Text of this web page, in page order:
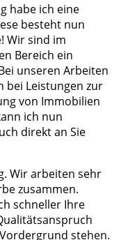
habe ich eine
besteht nun
Wir sind im
Bereich ein
unseren Arbeiten
bei Leistungen zur
von Immobilien
ich nun
direkt an Sie
Wir arbeiten sehr
zusammen.
schneller Ihre
stehen.